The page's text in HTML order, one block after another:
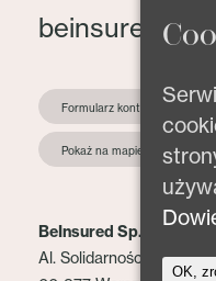
Formularz kontaktowy
Pokaż na mapie
BeInsured Sp. z o.o.
Al. Solidarności 153 lok. 2
OK,